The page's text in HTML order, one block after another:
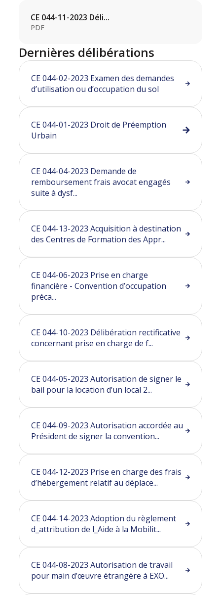
CE 044-11-2023 Déli...
PDF
Dernières délibérations
CE 044-02-2023 Examen des demandes
d’utilisation ou d’occupation du sol
CE 044-01-2023 Droit de Préemption
Urbain
CE 044-04-2023 Demande de
remboursement frais avocat engagés
suite à dysf...
CE 044-13-2023 Acquisition à destination
des Centres de Formation des Appr...
CE 044-06-2023 Prise en charge
financière - Convention d’occupation
préca...
CE 044-10-2023 Délibération rectificative
concernant prise en charge de f...
CE 044-05-2023 Autorisation de signer le
bail pour la location d’un local 2...
CE 044-09-2023 Autorisation accordée au
Président de signer la convention...
CE 044-12-2023 Prise en charge des frais
d’hébergement relatif au déplace...
CE 044-14-2023 Adoption du règlement
d_attribution de l_Aide à la Mobilit...
CE 044-08-2023 Autorisation de travail
pour main d’œuvre étrangère à EXO...